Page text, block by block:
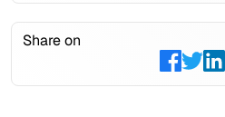
Share on